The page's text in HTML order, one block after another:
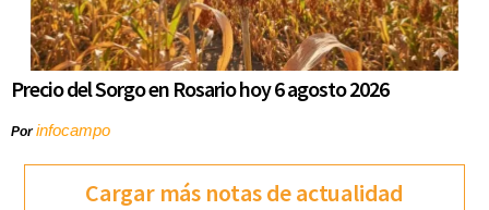
Precio del Sorgo en Rosario hoy 6 agosto 2026
Porinfocampo
Cargar más notas de actualidad